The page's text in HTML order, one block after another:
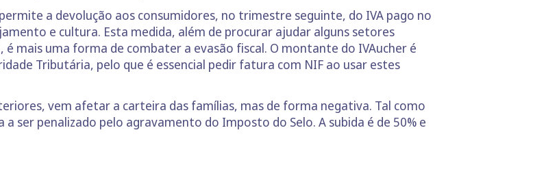
a devolução aos consumidores, no trimestre seguinte, do IVA pago no
e cultura. Esta medida, além de procurar ajudar alguns setores
mais uma forma de combater a evasão fiscal. O montante do IVAucher é
Tributária, pelo que é essencial pedir fatura com NIF ao usar estes
vem afetar a carteira das famílias, mas de forma negativa. Tal como
ser penalizado pelo agravamento do Imposto do Selo. A subida é de 50% e